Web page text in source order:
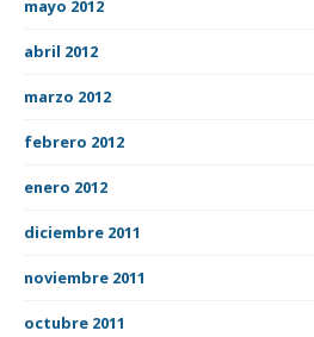
mayo 2012
abril 2012
marzo 2012
febrero 2012
enero 2012
diciembre 2011
noviembre 2011
octubre 2011